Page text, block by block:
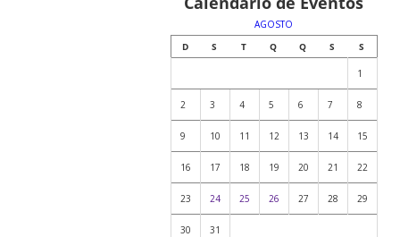
AGOSTO
D
S T Q Q S S
1
2 3 4 5 6 7 8
9 10 11 12 13 14 15
16 17 18 19 20 21 22
23 24 25 26 27 28 29
30 31